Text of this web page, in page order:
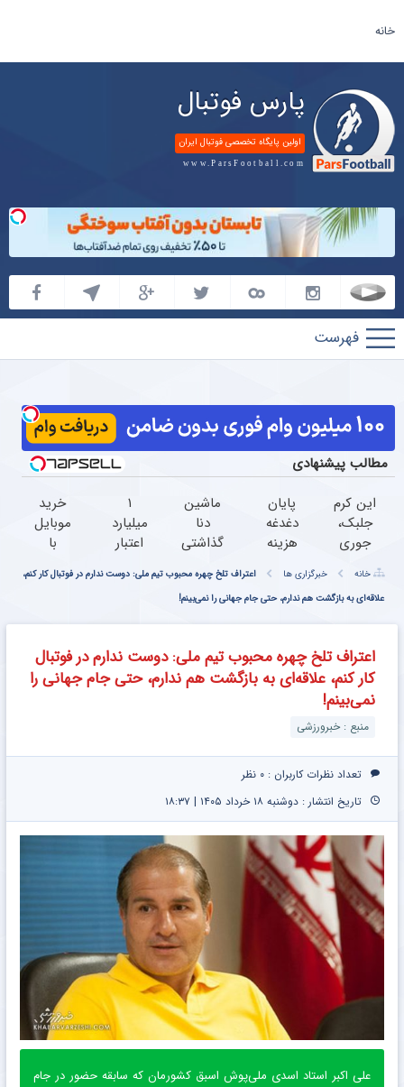
خانه
پارس فوتبال
اولین پایگاه تخصصی فوتبال ایران
www.ParsFootball.com
پارس
فوتبال
مطالب پیشنهادی
این کرم
جلبک،
جوری
صاف
میکنه
که انگار
کردی!
(تخفیف
ویژه)
پایان
دغدغه
هزینه
دندان
پزشکی
با پک
کننده
خانگی
ماشین
دنا
گذاشتی
فروش؟
با
خودرو45
بفروش
۱
میلیارد
اعتبار
طلا |
ضامن
خرید
موبایل
با
پی |
قسط
سود و
کارمزد!
خانه خبرگزاری ها
اعتراف تلخ چهره محبوب تیم ملی: دوست ندارم در فوتبال کار کنم،
علاقه‌ای به بازگشت هم ندارم، حتی جام جهانی را نمی‌بینم!
اعتراف تلخ چهره محبوب تیم ملی: دوست ندارم در فوتبال
کار کنم، علاقه‌ای به بازگشت هم ندارم، حتی جام جهانی را
نمی‌بینم!
منبع : خبرورزشی
تعداد نظرات کاربران : ۰ نظر
تاریخ انتشار : دوشنبه ۱۸ خرداد ۱۴۰۵ | ۱۸:۳۷
علی اکبر استاد اسدی ملی‌پوش اسبق کشورمان که سابقه حضور در جام